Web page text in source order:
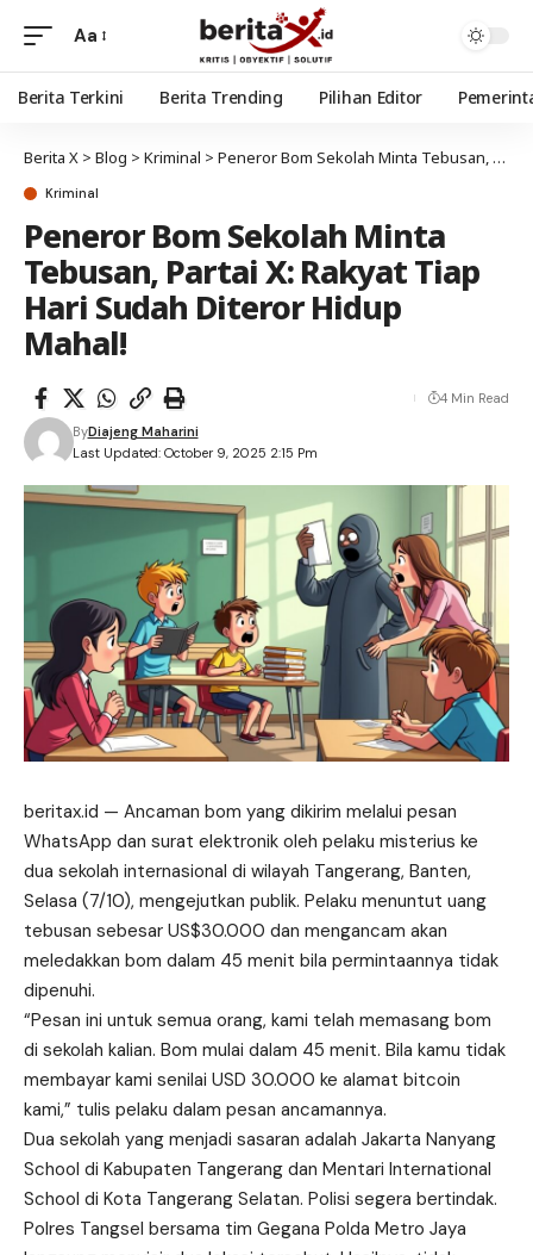
Aa
Berita Terkini Berita Trending Pilihan Editor
Berita X > Blog > Kriminal > Peneror Bom Sekolah Minta Tebusan, Partai X: Rakyat Tiap Hari Sudah Diteror Hidup Mahal!
Kriminal
Peneror Bom Sekolah Minta
Tebusan, Partai X: Rakyat Tiap
Hari Sudah Diteror Hidup
Mahal!
Last Updated: October 9, 2025 2:15 Pm
ByDiajeng Maharini
4 Min Read
beritax.id — Ancaman bom yang dikirim melalui pesan
WhatsApp dan surat elektronik oleh pelaku misterius ke
dua sekolah internasional di wilayah Tangerang, Banten,
Selasa (7/10), mengejutkan publik. Pelaku menuntut uang
tebusan sebesar US$30.000 dan mengancam akan
meledakkan bom dalam 45 menit bila permintaannya tidak
dipenuhi.
“Pesan ini untuk semua orang, kami telah memasang bom
di sekolah kalian. Bom mulai dalam 45 menit. Bila kamu tidak
membayar kami senilai USD 30.000 ke alamat bitcoin
kami,” tulis pelaku dalam pesan ancamannya.
Dua sekolah yang menjadi sasaran adalah Jakarta Nanyang
School di Kabupaten Tangerang dan Mentari International
School di Kota Tangerang Selatan. Polisi segera bertindak.
Polres Tangsel bersama tim Gegana Polda Metro Jaya